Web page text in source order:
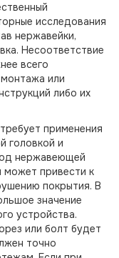
исследования
нержавейки,
Несоответствие
всего
или
либо их
применения
головкой и
нержавеющей
может привести к
покрытия. В
значение
устройства.
или болт будет
точно